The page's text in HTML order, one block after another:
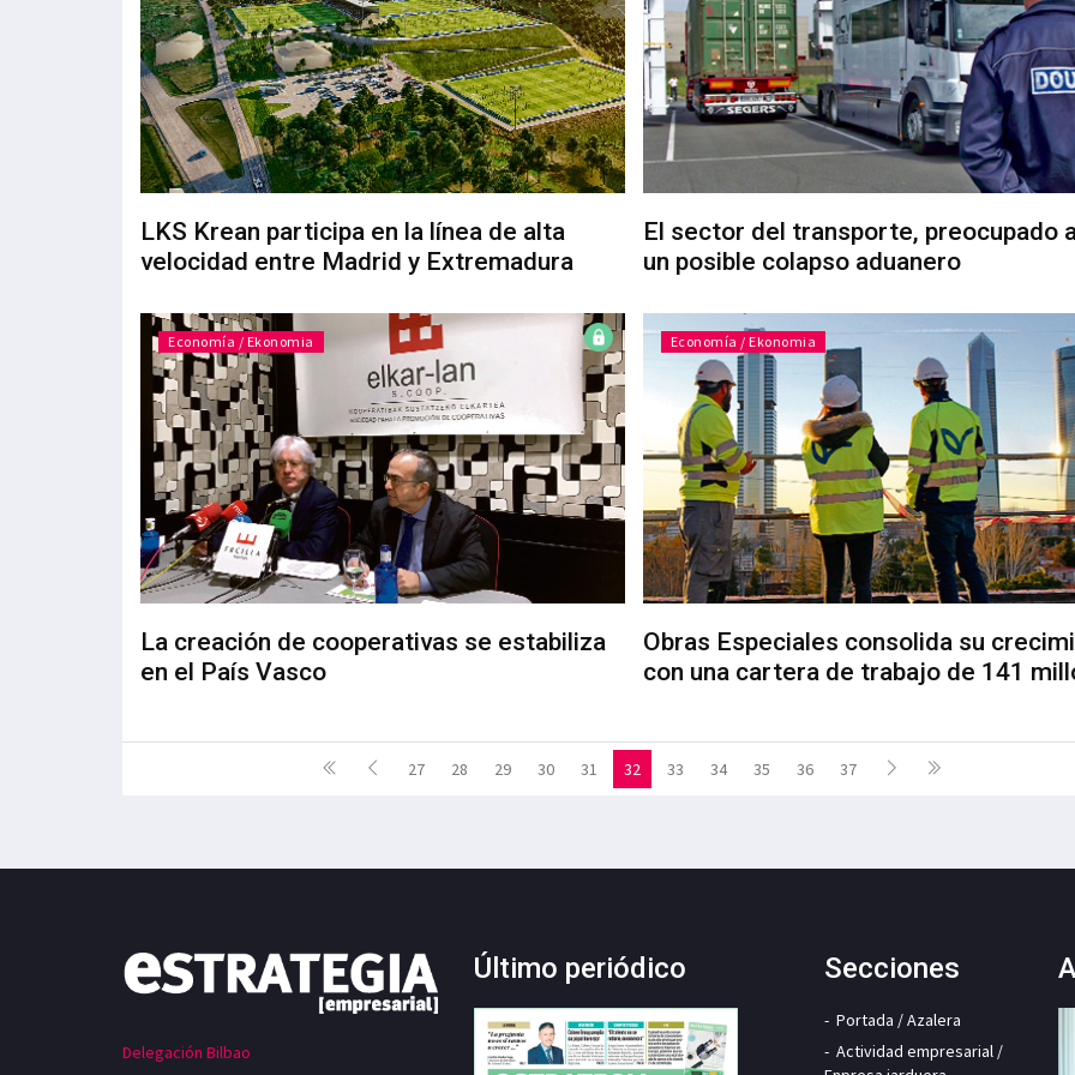
LKS Krean participa en la línea de alta
velocidad entre Madrid y Extremadura
El sector del transporte, preocupado
un posible colapso aduanero
Economía / Ekonomia
La creación de cooperativas se estabiliza
en el País Vasco
Economía / Ekonomia
Obras Especiales consolida su
con una cartera de trabajo de 141
27 28 29 30 31 32 33 34 35 36 37
Delegación Bilbao
Último periódico Secciones
Portada / Azalera
Actividad empresarial /